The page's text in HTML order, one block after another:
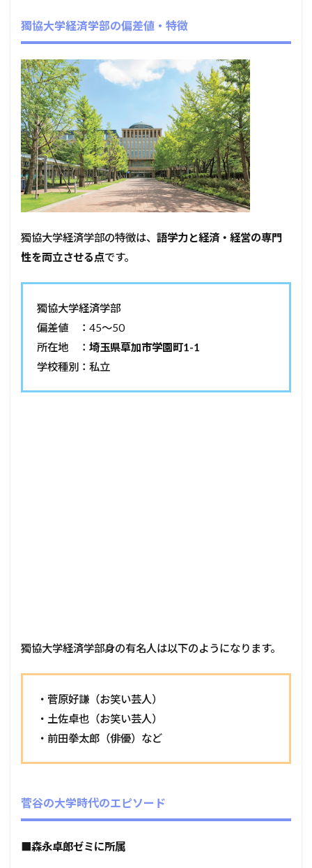
獨協大学経済学部の偏差値・特徴
獨協大学経済学部の特徴は、 語学力と経済・経営の専門
性を両立させる点です。
獨協大学経済学部
偏差値 ：45～50
所在地 ： 埼玉県草加市学園町1-1
学校種別：私立
獨協大学経済学部身の有名人は以下のようになります。
・菅原好謙（お笑い芸人）
・土佐卓也（お笑い芸人）
・前田拳太郎（俳優）など
菅谷の大学時代のエピソード
■森永卓郎ゼミに所属